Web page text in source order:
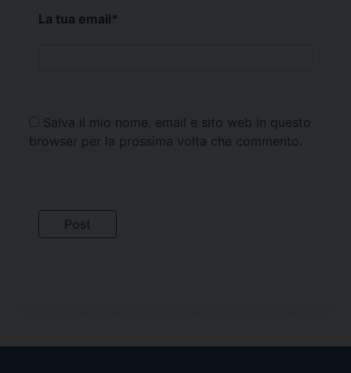
La tua email*
Salva il mio nome, email e sito web in questo
browser per la prossima volta che commento.